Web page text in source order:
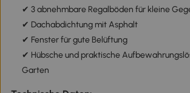
✔ 3 abnehmbare Regalböden für kleine
✔ Dachabdichtung mit Asphalt
✔ Fenster für gute Belüftung
✔ Hübsche und praktische
Garten